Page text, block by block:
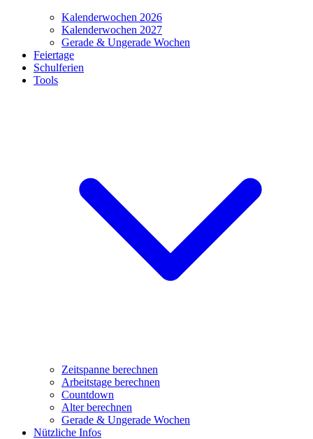
Kalenderwochen 2026
Kalenderwochen 2027
Gerade & Ungerade Wochen
Feiertage
Schulferien
Tools
Zeitspanne berechnen
Arbeitstage berechnen
Countdown
Alter berechnen
Gerade & Ungerade Wochen
Nützliche Infos